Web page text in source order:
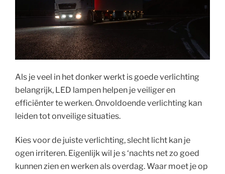
Als je veel in het donker werkt is goede verlichting
belangrijk, LED lampen helpen je veiliger en
efficiënter te werken. Onvoldoende verlichting kan
leiden tot onveilige situaties.
Kies voor de juiste verlichting, slecht licht kan je
ogen irriteren. Eigenlijk wil je s ‘nachts net zo goed
kunnen zien en werken als overdag. Waar moet je op